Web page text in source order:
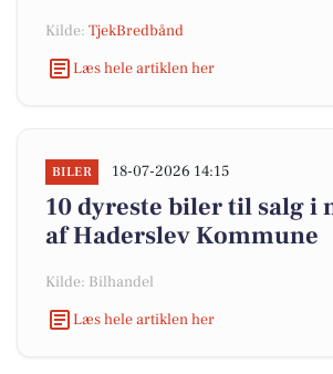
Kilde: TjekBredbånd
Læs hele artiklen her
BILER 18-07-2026 14:15
10 dyreste biler til salg i
af Haderslev Kommune
Kilde: Bilhandel
Læs hele artiklen her